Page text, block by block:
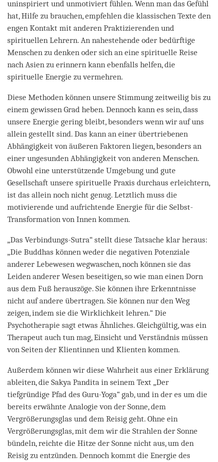
uninspiriert und unmotiviert fühlen. Wenn man das Gefühl
hat, Hilfe zu brauchen, empfehlen die klassischen Texte den
engen Kontakt mit anderen Praktizierenden und
spirituellen Lehrern. An nahestehende oder bedürftige
Menschen zu denken oder sich an eine spirituelle Reise
nach Asien zu erinnern kann ebenfalls helfen, die
spirituelle Energie zu vermehren.
Diese Methoden können unsere Stimmung zeitweilig bis zu
einem gewissen Grad heben. Dennoch kann es sein, dass
unsere Energie gering bleibt, besonders wenn wir auf uns
allein gestellt sind. Das kann an einer übertriebenen
Abhängigkeit von äußeren Faktoren liegen, besonders an
einer ungesunden Abhängigkeit von anderen Menschen.
Obwohl eine unterstützende Umgebung und gute
Gesellschaft unsere spirituelle Praxis durchaus erleichtern,
ist das allein noch nicht genug. Letztlich muss die
motivierende und aufrichtende Energie für die Selbst-
Transformation von Innen kommen.
„Das Verbindungs-Sutra“ stellt diese Tatsache klar heraus:
„Die Buddhas können weder die negativen Potenziale
anderer Lebewesen wegwaschen, noch können sie das
Leiden anderer Wesen beseitigen, so wie man einen Dorn
aus dem Fuß herauszöge. Sie können ihre Erkenntnisse
nicht auf andere übertragen. Sie können nur den Weg
zeigen, indem sie die Wirklichkeit lehren.“ Die
Psychotherapie sagt etwas Ähnliches. Gleichgültig, was ein
Therapeut auch tun mag, Einsicht und Verständnis müssen
von Seiten der Klientinnen und Klienten kommen.
Außerdem können wir diese Wahrheit aus einer Erklärung
ableiten, die Sakya Pandita in seinem Text „Der
tiefgründige Pfad des Guru-Yoga“ gab, und in der es um die
bereits erwähnte Analogie von der Sonne, dem
Vergrößerungsglas und dem Reisig geht. Ohne ein
Vergrößerungsglas, mit dem wir die Strahlen der Sonne
bündeln, reichte die Hitze der Sonne nicht aus, um den
Reisig zu entzünden. Dennoch kommt die Energie des